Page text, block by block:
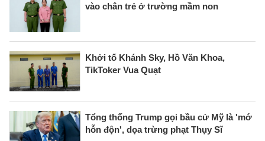
vào chân trẻ ở trường mầm non
Khởi tố Khánh Sky, Hồ Văn Khoa,
TikToker Vua Quạt
Tổng thống Trump gọi bầu cử Mỹ là 'mớ
hỗn độn', dọa trừng phạt Thụy Sĩ